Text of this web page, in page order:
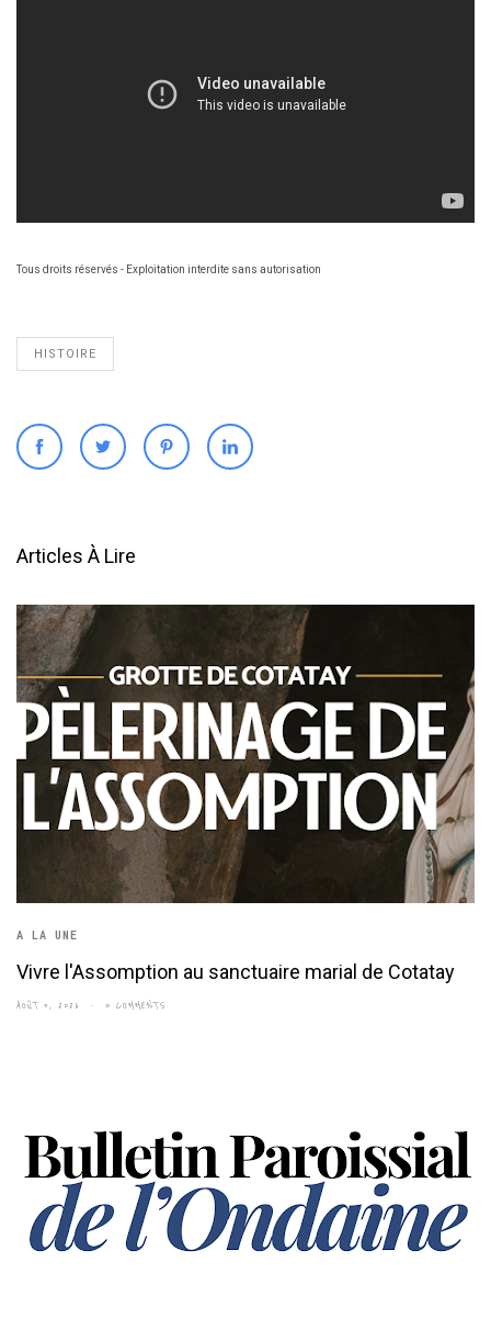
Tous droits réservés - Exploitation interdite sans autorisation
HISTOIRE
Articles À Lire
A LA UNE
Vivre l'Assomption au sanctuaire marial de Cotatay
AOÛT 5, 2026 0 COMMENTS